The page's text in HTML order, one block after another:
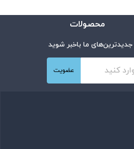
محصولات
ما باخبر شوید
عضویت